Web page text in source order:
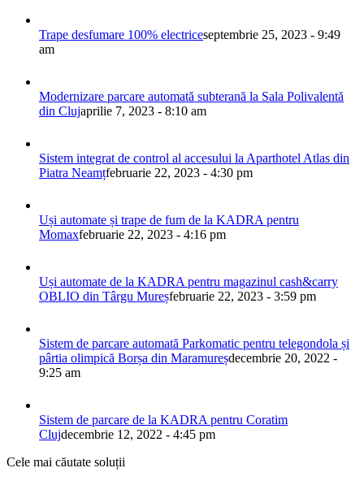
Trape desfumare 100% electriceseptembrie 25, 2023 - 9:49
am
Modernizare parcare automată subterană la Sala Polivalentă
din Clujaprilie 7, 2023 - 8:10 am
Sistem integrat de control al accesului la Aparthotel Atlas din
Piatra Neamțfebruarie 22, 2023 - 4:30 pm
Uși automate și trape de fum de la KADRA pentru
Momaxfebruarie 22, 2023 - 4:16 pm
Uși automate de la KADRA pentru magazinul cash&carry
OBLIO din Târgu Mureșfebruarie 22, 2023 - 3:59 pm
Sistem de parcare automată Parkomatic pentru telegondola și
pârtia olimpică Borșa din Maramureșdecembrie 20, 2022 -
9:25 am
Sistem de parcare de la KADRA pentru Coratim
Clujdecembrie 12, 2022 - 4:45 pm
Cele mai căutate soluții